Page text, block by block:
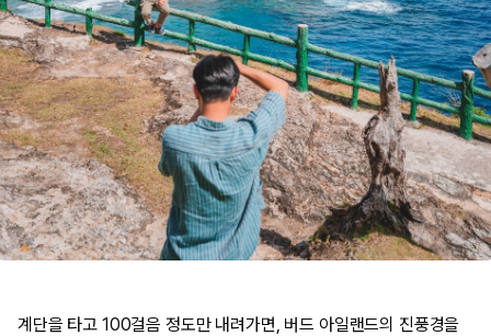
계단을 타고 100걸음 정도만 내려가면, 버드 아일랜드의 진풍경을